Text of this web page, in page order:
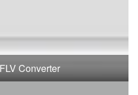
Converter